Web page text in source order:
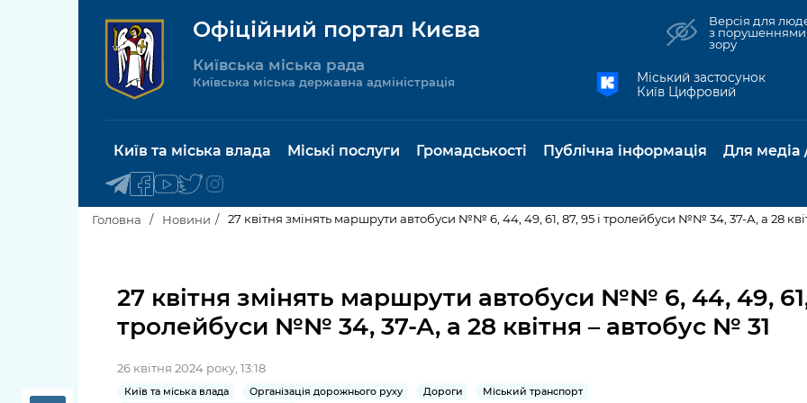
Офіційний портал Києва
Київська міська рада
Київська міська державна адміністрація
Версія для
з порушеннями
зору
Міський застосунок
Київ Цифровий
Київ та міська влада
Київська міська рада
Керівництво КМДА
Контактна інформація
Міські послуги
послуги
Пільги, субсидії та
Паспорт, свідоцтва та
земельні ділянки
Культура, спорт,
Громадськості
об'єднань
Громадські слухання
громадськістю
Громадська рада
Публічна інформація
публічної
інформації
інформації
база
Для медіа
Головна Новини 27 квітня змінять маршрути автобуси №№ 6, 44, 49, 61, 87, 95 і тролейбуси №№ 34, 37-А, а 28
27 квітня змінять маршрути автобуси №№ 6, 44, 49, 61,
тролейбуси №№ 34, 37-А, а 28 квітня – автобус № 31
26 квітня 2024 року, 13:18
Київ та міська влада Організація дорожнього руху Дороги
Міський транспорт